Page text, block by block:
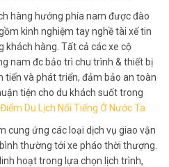
hàng hướng phía nam được đào
kinh nghiệm tay nghề tài xế tin
hàng. Tất cả các xe cộ
nam đc bảo trì chu trình & thiết bị
tiến và phát triển, đảm bảo an toàn
tiện cho du khách suốt trong
Du Lịch Nổi Tiếng Ở Nước Ta
cung ứng các loại dịch vụ giao vận
thường tới xe pháo thời thượng.
hoạt trong lựa chọn lịch trình,